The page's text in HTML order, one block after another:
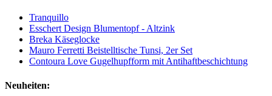
Tranquillo
Esschert Design Blumentopf - Altzink
Breka Käseglocke
Mauro Ferretti Beistelltische Tunsi, 2er Set
Contoura Love Gugelhupfform mit Antihaftbeschichtung
Neuheiten: